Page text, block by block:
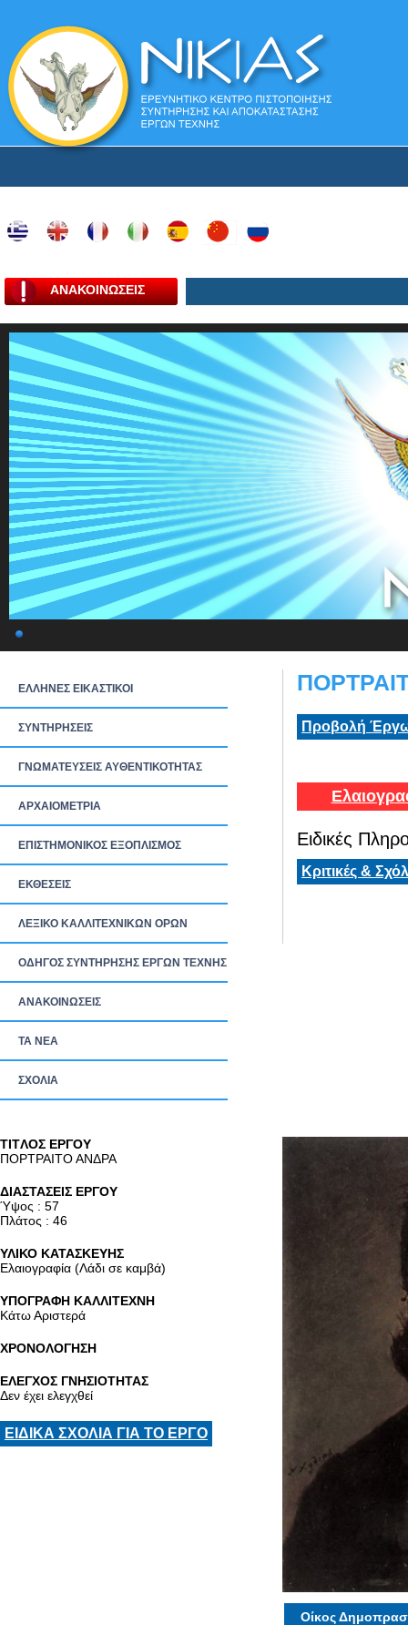
ΑΝΑΚΟΙΝΩΣΕΙΣ
ΕΛΛΗΝΕΣ ΕΙΚΑΣΤΙΚΟΙ
ΣΥΝΤΗΡΗΣΕΙΣ
ΓΝΩΜΑΤΕΥΣΕΙΣ ΑΥΘΕΝΤΙΚΟΤΗΤΑΣ
ΑΡΧΑΙΟΜΕΤΡΙΑ
ΕΠΙΣΤΗΜΟΝΙΚΟΣ ΕΞΟΠΛΙΣΜΟΣ
ΕΚΘΕΣΕΙΣ
ΛΕΞΙΚΟ ΚΑΛΛΙΤΕΧΝΙΚΩΝ ΟΡΩΝ
ΟΔΗΓΟΣ ΣΥΝΤΗΡΗΣΗΣ ΕΡΓΩΝ ΤΕΧΝΗΣ
ΑΝΑΚΟΙΝΩΣΕΙΣ
ΤΑ ΝEΑ
ΣΧΟΛΙΑ
Προβολή
Ειδικές
Κριτικές &
TITΛΟΣ ΕΡΓΟΥ
ΠΟΡΤΡΑΙΤΟ ΑΝΔΡΑ
ΔΙΑΣΤΑΣΕΙΣ ΕΡΓΟΥ
Ύψος : 57
Πλάτος : 46
ΥΛΙΚΟ ΚΑΤΑΣΚΕΥΗΣ
Ελαιογραφία (Λάδι σε καμβά)
ΥΠΟΓΡΑΦΗ ΚΑΛΛΙΤΕΧΝΗ
Κάτω Αριστερά
ΧΡΟΝΟΛΟΓΗΣΗ
ΕΛΕΓΧΟΣ ΓΝΗΣΙΟΤΗΤΑΣ
Δεν έχει ελεγχθεί
ΕΙΔΙΚΑ ΣΧΟΛΙΑ ΓΙΑ ΤΟ ΕΡΓΟ
Οίκος